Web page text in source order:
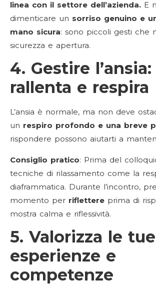
linea con il settore dell’azienda. E
dimenticare un sorriso genuino e
mano sicura: sono piccoli gesti che
sicurezza e apertura.
4. Gestire l’ansia:
rallenta e respira
L’ansia è normale, ma non deve
un respiro profondo e una breve
rispondere possono aiutarti a
Consiglio pratico: Prima del
tecniche di rilassamento come la
diaframmatica. Durante l’incontro,
momento per riflettere prima di
mostra calma e riflessività.
5. Valorizza le tue
esperienze e
competenze